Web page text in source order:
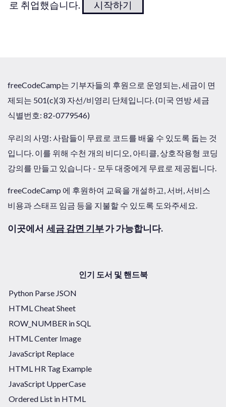
로 취업했습니다.
시작하기
freeCodeCamp는 기부자들의 후원으로 운영되는, 세금이 면
제되는 501(c)(3) 자선/비영리 단체입니다. (미국 연방 세금
식별번호: 82-0779546)
우리의 사명: 사람들이 무료로 코드를 배울 수 있도록 돕는 것
입니다. 이를 위해 수천 개의 비디오, 아티클, 상호작용형 코딩
강의를 만들고 있습니다 - 모두 대중에게 무료로 제공됩니다.
freeCodeCamp 에 후원하여 교육을 개설하고, 서버, 서비스
비용과 스태프 임금 등을 지불할 수 있도록 도와주세요.
이곳에서 세금 감면 기부가 가능합니다.
인기 도서 및 핸드북
Python Parse JSON
HTML Cheat Sheet
ROW_NUMBER in SQL
HTML Center Image
JavaScript Replace
HTML HR Tag Example
JavaScript UpperCase
Ordered List in HTML